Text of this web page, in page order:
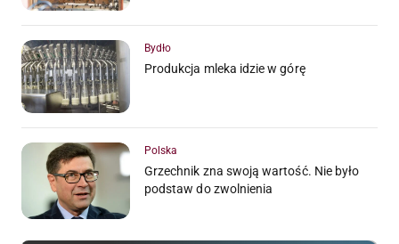
Bydło
Produkcja mleka idzie w górę
Polska
Grzechnik zna swoją wartość. Nie było
podstaw do zwolnienia